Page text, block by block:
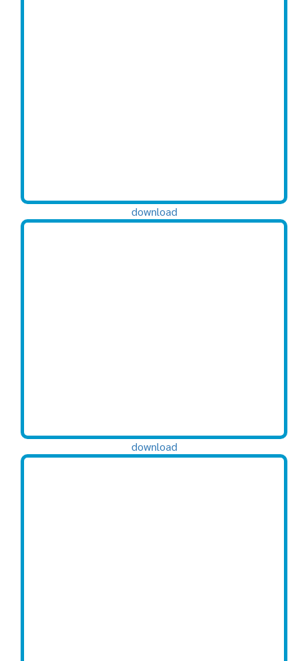
download
download